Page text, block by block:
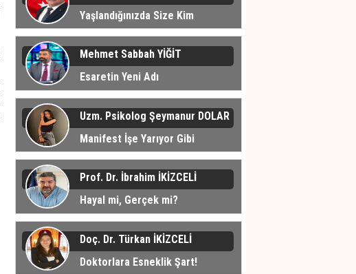
Yaşlandığınızda Size Kim
Bakacak?
Mehmet Sabbah YİĞİT
Esaretin Yeni Adı
Uzm. Psikolog Şeymanur DOLAR
Manifest İşe Yarıyor Gibi
Görünüyor... Peki Neden?
Prof. Dr. İbrahim İKİZCELİ
Hayal mi, Gerçek mi?
Doç. Dr. Türkan İKİZCELİ
Doktorlara Esneklik Şart!